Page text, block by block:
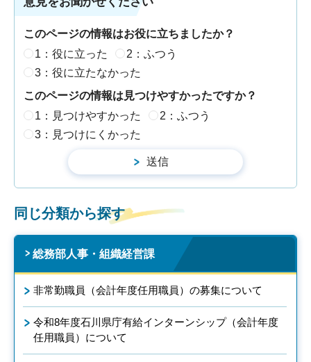
このページの情報はお役に立ちましたか？
1：役に立った
2：ふつう
3：役に立たなかった
このページの情報は見つけやすかったですか？
1：見つけやすかった
2：ふつう
3：見つけにくかった
同じ分類から探す
総務部人事・組織経営課
非常勤職員（会計年度任用職員）の募集について
令和8年度石川県庁有給インターンシップ（会計年度
任用職員）について